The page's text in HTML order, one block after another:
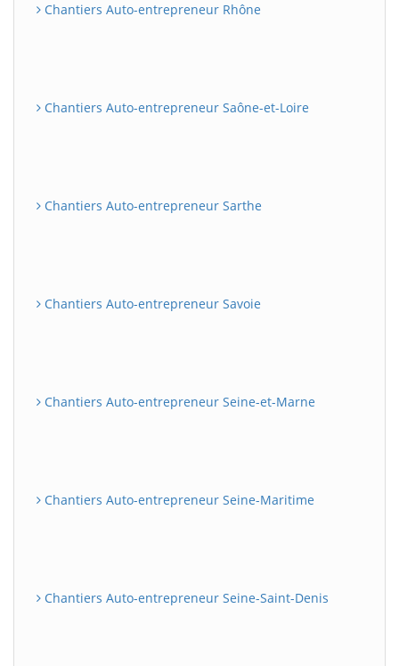
Chantiers Auto-entrepreneur Rhône
Chantiers Auto-entrepreneur Saône-et-Loire
Chantiers Auto-entrepreneur Sarthe
Chantiers Auto-entrepreneur Savoie
Chantiers Auto-entrepreneur Seine-et-Marne
Chantiers Auto-entrepreneur Seine-Maritime
Chantiers Auto-entrepreneur Seine-Saint-Denis